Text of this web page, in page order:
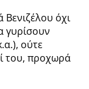
όχι
γυρίσουν
ούτε
του, προχωρά